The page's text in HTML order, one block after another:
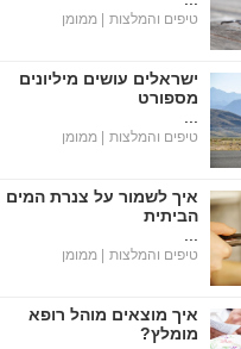
טיפים והמלצות | ממומן
ישראלים עושים מיליונים
מספורט
טיפים והמלצות | ממומן
איך לשמור על צנרת המים
הביתית
טיפים והמלצות | ממומן
איך מוצאים מוהל רופא
מומלץ?